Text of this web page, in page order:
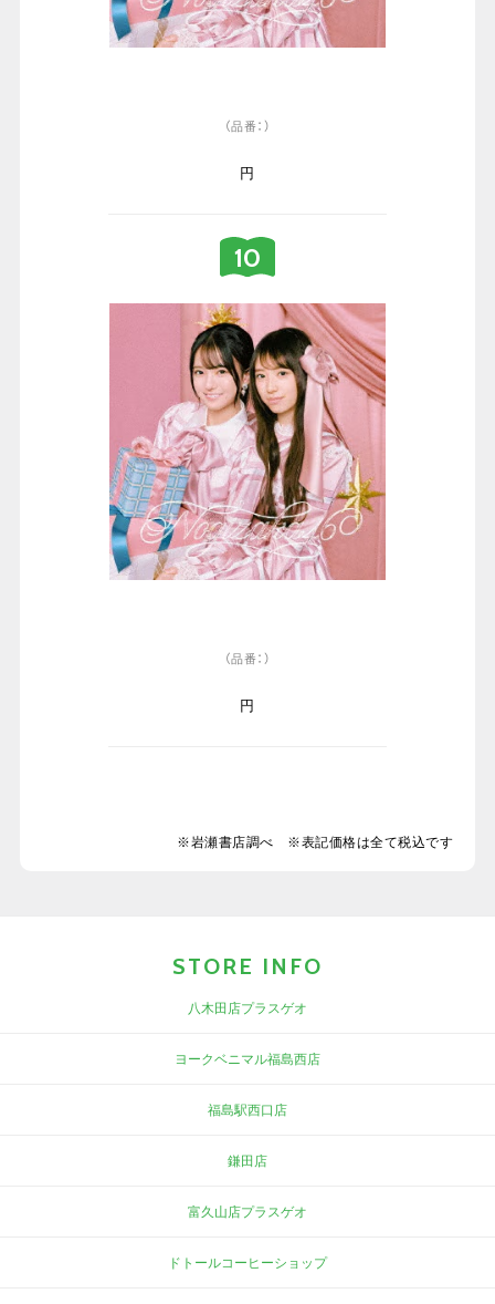
（品番：）
円
（品番：）
円
※岩瀬書店調べ ※表記価格は全て税込です
STORE INFO
八木田店プラスゲオ
ヨークベニマル福島西店
福島駅西口店
鎌田店
富久山店プラスゲオ
ドトールコーヒーショップ